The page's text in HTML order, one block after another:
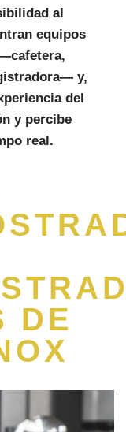
al
equipos
y,
del
y percibe
real.
DE